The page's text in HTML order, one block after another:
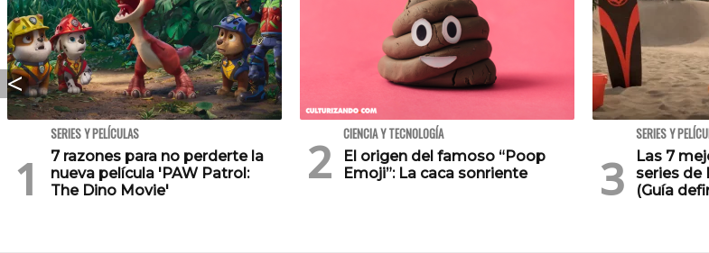
SERIES Y PELÍCULAS
7 razones para no perderte la
nueva película 'PAW Patrol:
The Dino Movie'
CIENCIA Y TECNOLOGÍA
El origen del famoso “Poop
Emoji”: La caca sonriente
SERIES Y
Las 7
series de
(Guía